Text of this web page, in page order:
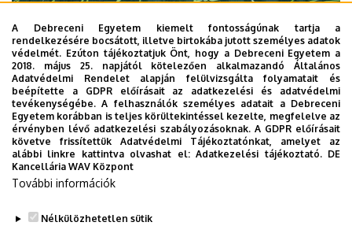
2026. augusztus 7.
Univerzum: A Debreceni Egyetem
titkos receptjei
KUTATÁS TUDOMÁNY
A Debreceni Egyetem kiemelt fontosságúnak tartja a
rendelkezésére bocsátott, illetve birtokába jutott személyes adatok
védelmét. Ezúton tájékoztatjuk Önt, hogy a Debreceni Egyetem a
2018. május 25. napjától kötelezően alkalmazandó Általános
Adatvédelmi Rendelet alapján felülvizsgálta folyamatait és
beépítette a GDPR előírásait az adatkezelési és adatvédelmi
tevékenységébe. A felhasználók személyes adatait a Debreceni
Egyetem korábban is teljes körültekintéssel kezelte, megfelelve az
érvényben lévő adatkezelési szabályozásoknak. A GDPR előírásait
követve frissítettük Adatvédelmi Tájékoztatónkat, amelyet az
alábbi linkre kattintva olvashat el:Adatkezelési tájékoztató. DE
Kancellária WAV Központ
További információk
Nélkülözhetetlen sütik